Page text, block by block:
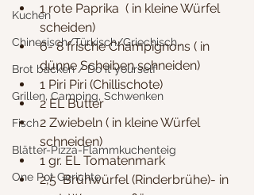
Kuchen
Chinesisch/Türkisch/Griechisch...
Brot backen / Do it yourself
Grillen, Camping, Schwenken
Fisch
Blätter-Pizza-Flammkuchenteig
One Pot Gerichte
1 rote Paprika  ( in kleine Würfel
scheiden)
6- 8 frische Champignons ( in
dünne Scheiben schneiden)
1 Piri Piri (Chillischote)
2 EL Butter
2 Zwiebeln ( in kleine Würfel
schneiden)
1 gr. EL Tomatenmark
2,5  Brühwürfel (Rinderbrühe)- in